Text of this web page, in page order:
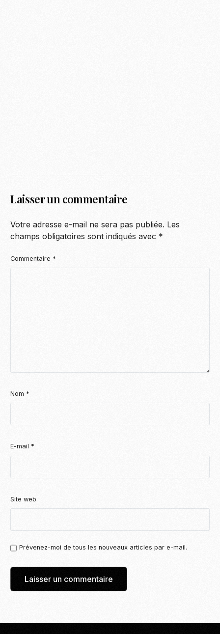
Laisser un commentaire
Votre adresse e-mail ne sera pas publiée. Les
champs obligatoires sont indiqués avec *
Commentaire *
Nom *
E-mail *
Site web
Prévenez-moi de tous les nouveaux articles par e-mail.